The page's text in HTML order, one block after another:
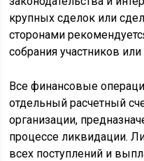
крупных сделок или
сторонами
собрания участников
Все финансовые
отдельный расчетный
организации,
процессе ликвидации.
всех поступлений и